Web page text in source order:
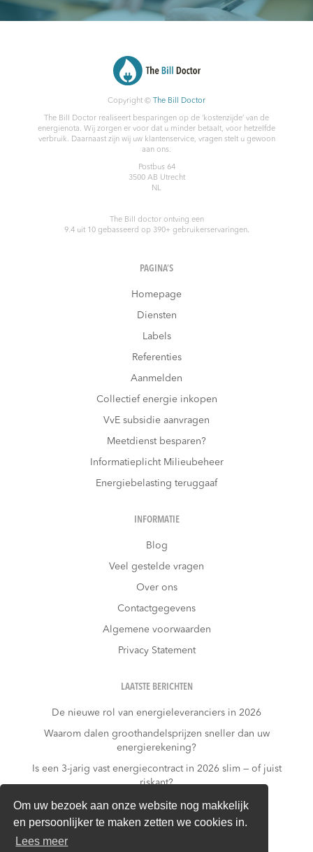
Om uw bezoek aan onze website nog makkelijk
en persoonlijker te maken zetten we cookies in.
Lees meer
Copyright © The Bill Doctor
The Bill Doctor realiseert besparingen op de ‘kostenzijde’ van de
energienota. Wij zorgen er voor dat u minder betaalt, voor hetzelfde
verbruik. Daarnaast zijn wij uw klantenservice, vragen stelt u gewoon
aan ons.
Postbus 64
3500 AB Utrecht
NL
The Bill doctorontving een
9.4uit 10gebasseerd op 390+ gebruikerservaringen.
PAGINA’S
Homepage
Diensten
Labels
Referenties
Aanmelden
Collectief energie inkopen
VvE subsidie aanvragen
Meetdienst besparen?
Informatieplicht Milieubeheer
Energiebelasting teruggaaf
INFORMATIE
Blog
Veel gestelde vragen
Over ons
Contactgegevens
Algemene voorwaarden
Privacy Statement
LAATSTE BERICHTEN
De nieuwe rol van energieleveranciers in 2026
Waarom dalen groothandelsprijzen sneller dan uw
energierekening?
Is een 3-jarig vast energiecontract in 2026 slim — of juist
riskant?
Wat kost niets doen?
Warmtepomp + dynamisch contract: gouden